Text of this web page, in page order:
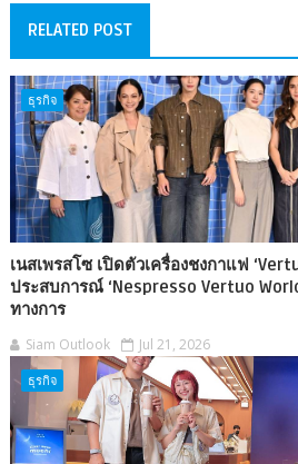
RELATED POST
ธุรกิจ
เนสเพรสโซ เปิดตัวเครื่องชงกาแฟ
ประสบการณ์ ‘Nespresso Vertuo
ทางการ
Siam Outlook Jul 21, 2026
ธุรกิจ